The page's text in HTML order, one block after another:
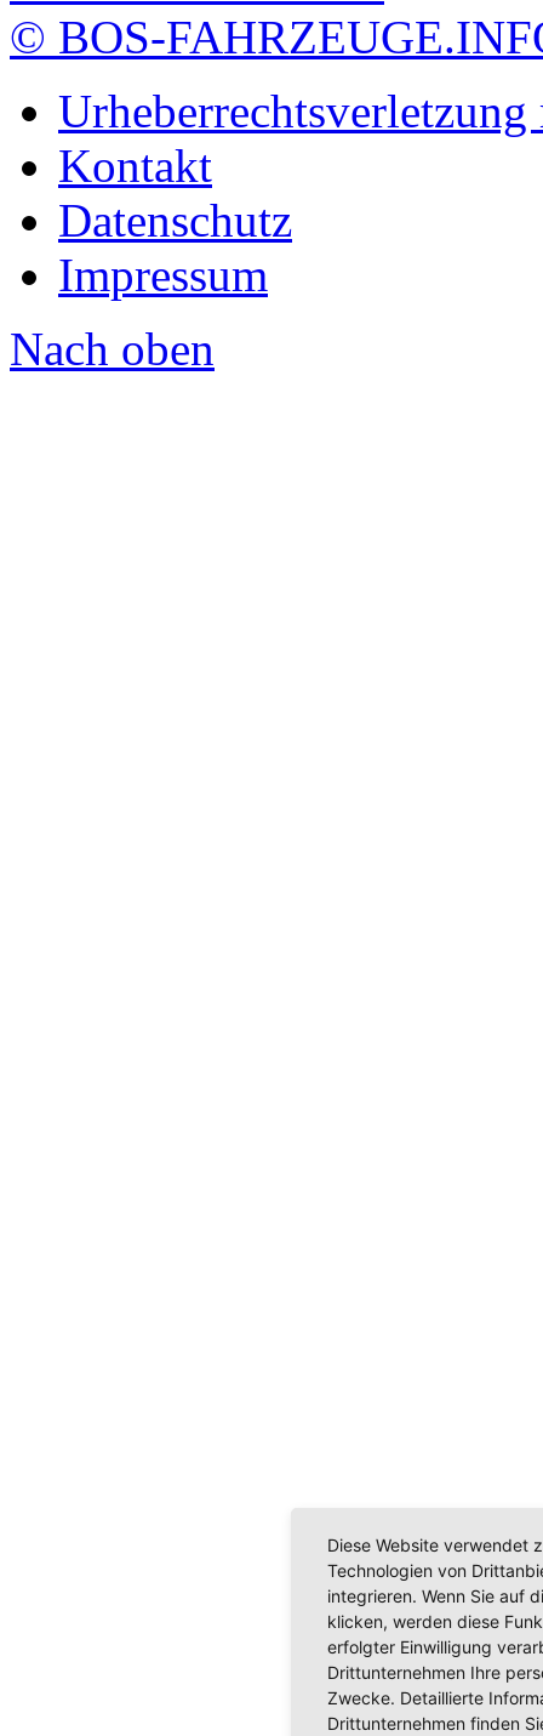
© BOS-
Urheberrechtsverletzung
Kontakt
Datenschutz
Impressum
Nach oben
Diese Website verwendet
Technologien von
integrieren. Wenn Sie auf
klicken, werden diese
erfolgter Einwilligung
Drittunternehmen Ihre
Zwecke. Detaillierte
Drittunternehmen finden